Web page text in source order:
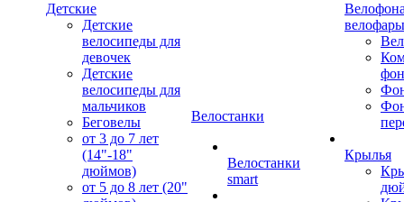
Детские
Детские
велосипеды для
девочек
Детские
велосипеды для
мальчиков
Беговелы
от 3 до 7 лет
(14"-18"
дюймов)
от 5 до 8 лет (20"
Велостанки
Велостанки
smart
велофары
Крылья